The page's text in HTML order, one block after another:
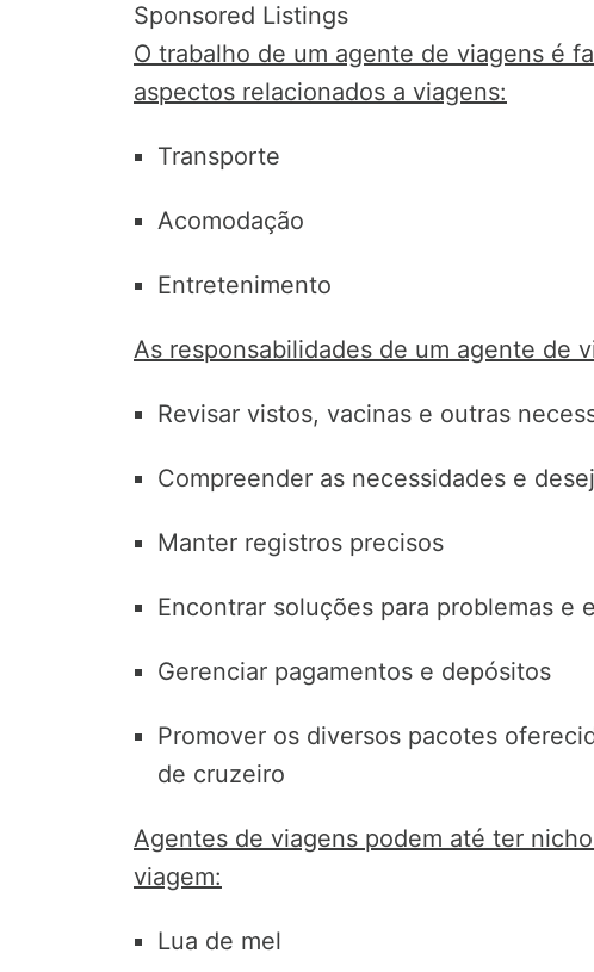
Sponsored Listings
O trabalho de um agente de viagens é
aspectos relacionados a viagens:
Transporte
Acomodação
Entretenimento
As responsabilidades de um agente de
Revisar vistos, vacinas e outras
Compreender as necessidades e
Manter registros precisos
Encontrar soluções para problemas e
Gerenciar pagamentos e depósitos
Promover os diversos pacotes
de cruzeiro
Agentes de viagens podem até ter
viagem:
Lua de mel